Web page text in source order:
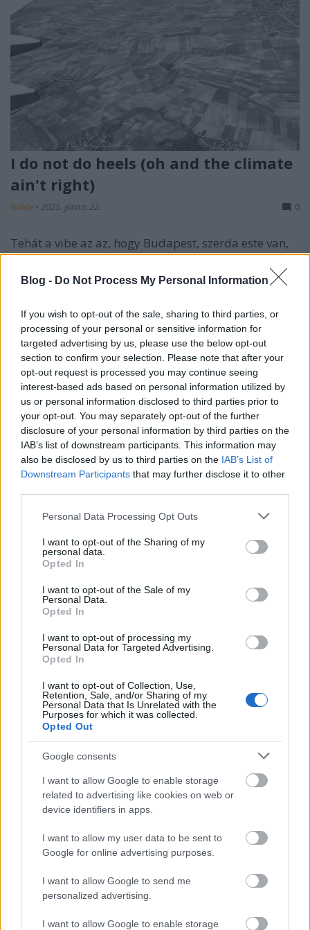
Blog - Do Not Process My Personal Information
If you wish to opt-out of the sale, sharing to third parties, or
processing of your personal or sensitive information for
targeted advertising by us, please use the below opt-out
section to confirm your selection. Please note that after your
opt-out request is processed you may continue seeing
interest-based ads based on personal information utilized by
us or personal information disclosed to third parties prior to
your opt-out. You may separately opt-out of the further
disclosure of your personal information by third parties on the
IAB’s list of downstream participants. This information may
also be disclosed by us to third parties on the IAB’s List of
Downstream Participants that may further disclose it to other
Please note that this website/app uses one or more Google
not limited to your visit or usage behaviour. You may click to
grant or deny consent to Google and its third-party tags to
use your data for below specified purposes in below Google
consent section.
Personal Data Processing Opt Outs
I want to opt-out of the Sharing of my
personal data.
Opted In
I want to opt-out of the Sale of my
Personal Data.
Opted In
I want to opt-out of processing my
Personal Data for Targeted Advertising.
Opted In
I want to opt-out of Collection, Use,
Retention, Sale, and/or Sharing of my
Personal Data that Is Unrelated with the
Purposes for which it was collected.
Opted Out
Google consents
I want to allow Google to enable storage
related to advertising like cookies on web or
device identifiers in apps.
I want to allow my user data to be sent to
Google for online advertising purposes.
I want to allow Google to send me
personalized advertising.
I want to allow Google to enable storage
I do not do heels (oh and the climate
ain't right)
isolde • 2025. június 22. 0
Tehát a vibe az az, hogy Budapest, szerda este van,
sötét, tizenegy körül, dobozos Soproni Démont
lóbálok a kezemben és kortyolgatom menet közben
a ...
Will you feel better, better, better,
will you feel anything at all
isolde•2025. június 08.
A legfurább az volt Thaiföldön, hogy milyen hamar
visszaváltoztam. Van ez a dolog, hogy Norvégiában
ilyen normálisan, szakmaian, visszafogottan ...
Káposzta, bogár, hírnév és vagyon
2025. május 29.
Breaking: a házunkkal szembeni szántóföldön eddig
minden évben valamilyen gabonát termeltek (talán